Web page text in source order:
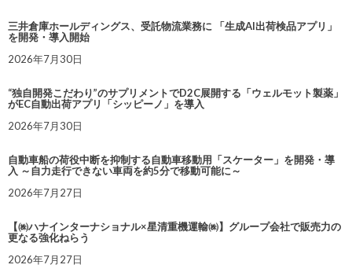
三井倉庫ホールディングス、受託物流業務に 「生成AI出荷検品アプリ」
を開発・導入開始
2026年7月30日
“独自開発こだわり”のサプリメントでD2C展開する「ウェルモット製薬」
がEC自動出荷アプリ「シッピーノ」を導入
2026年7月30日
自動車船の荷役中断を抑制する自動車移動用「スケーター」を開発・導
入 ～自力走行できない車両を約5分で移動可能に～
2026年7月27日
【㈱ハナインターナショナル×星清重機運輸㈱】グループ会社で販売力の
更なる強化ねらう
2026年7月27日